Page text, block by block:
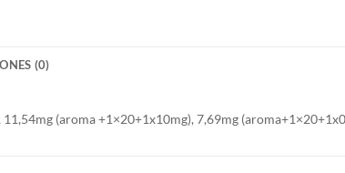
(0)
(aroma +1×20+1x10mg), 7,69mg